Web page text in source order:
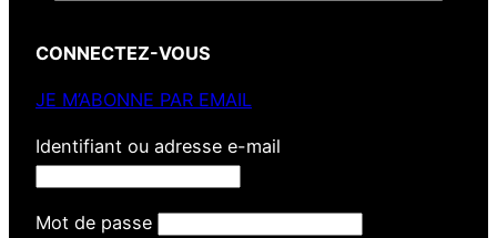
CONNECTEZ-VOUS
JE M’ABONNE PAR EMAIL
Identifiant ou adresse e-mail
Mot de passe